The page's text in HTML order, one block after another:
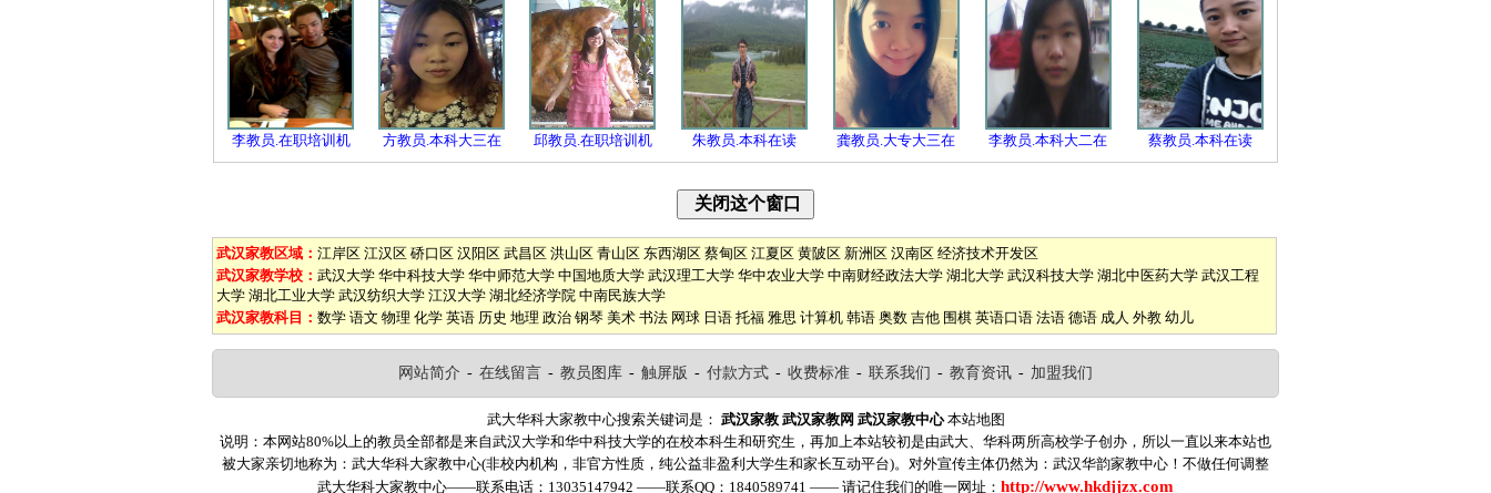
李教员.在职培训机 方教员.本科大三在 邱教员.在职培训机 朱教员.本科在读 龚教员.大专大三在 李教员.本科大二在 蔡教员.本科在读
武汉家教区域： 江岸区 江汉区 硚口区 汉阳区 武昌区 洪山区 青山区 东西湖区 蔡甸区 江夏区 黄陂区 新洲区 汉南区 经济技术开发区
武汉家教学校： 武汉大学 华中科技大学 华中师范大学 中国地质大学 武汉理工大学 华中农业大学 中南财经政法大学 湖北大学 武汉科技大学 湖北中医药大学 武汉工程
大学 湖北工业大学 武汉纺织大学 江汉大学 湖北经济学院 中南民族大学
武汉家教科目： 数学 语文 物理 化学 英语 历史 地理 政治 钢琴 美术 书法 网球 日语 托福 雅思 计算机 韩语 奥数 吉他 围棋 英语口语 法语 德语 成人 外教 幼儿
网站简介 - 在线留言 - 教员图库 - 触屏版 - 付款方式 - 收费标准 - 联系我们 - 教育资讯 - 加盟我们
武大华科大家教中心搜索关键词是： 武汉家教 武汉家教网 武汉家教中心 本站地图
说明：本网站80%以上的教员全部都是来自武汉大学和华中科技大学的在校本科生和研究生，再加上本站较初是由武大、华科两所高校学子创办，所以一直以来本站也
被大家亲切地称为：武大华科大家教中心(非校内机构，非官方性质，纯公益非盈利大学生和家长互动平台)。对外宣传主体仍然为：武汉华韵家教中心！不做任何调整
武大华科大家教中心——联系电话：13035147942 ——联系QQ：1840589741 —— 请记住我们的唯一网址： http://www.hkdjjzx.com